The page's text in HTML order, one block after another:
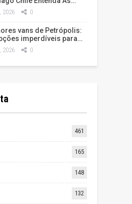
2026 0
vans de Petrópolis:
imperdíveis para…
2026 0
461
165
148
132